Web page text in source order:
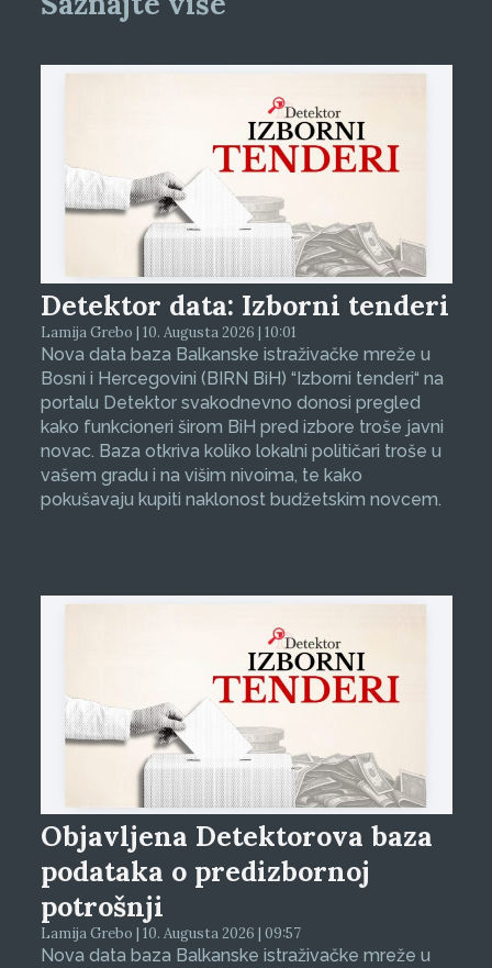
Detektor data: Izborni tenderi
Lamija Grebo | 10. Augusta 2026 | 10:01
Nova data baza Balkanske istraživačke mreže u
Bosni i Hercegovini (BIRN BiH) “Izborni tenderi“ na
portalu Detektor svakodnevno donosi pregled
kako funkcioneri širom BiH pred izbore troše javni
novac. Baza otkriva koliko lokalni političari troše u
vašem gradu i na višim nivoima, te kako
pokušavaju kupiti naklonost budžetskim novcem.
Objavljena Detektorova baza
podataka o predizbornoj
potrošnji
Lamija Grebo | 10. Augusta 2026 | 09:57
Nova data baza Balkanske istraživačke mreže u